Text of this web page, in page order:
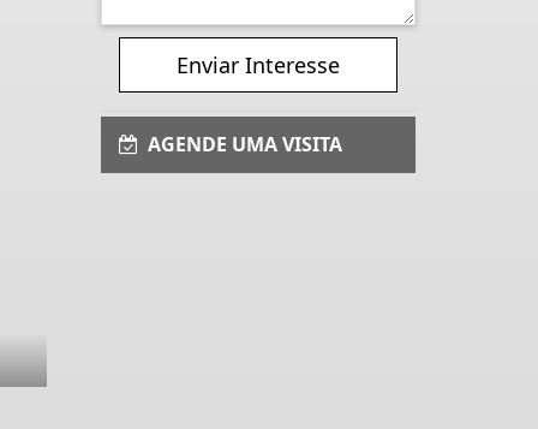
Enviar Interesse
AGENDE UMA VISITA